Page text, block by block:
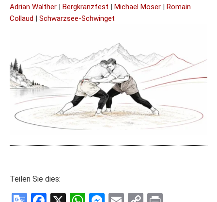
Adrian Walther | Bergkranzfest | Michael Moser | Romain
Collaud | Schwarzsee-Schwinget
Teilen Sie dies: